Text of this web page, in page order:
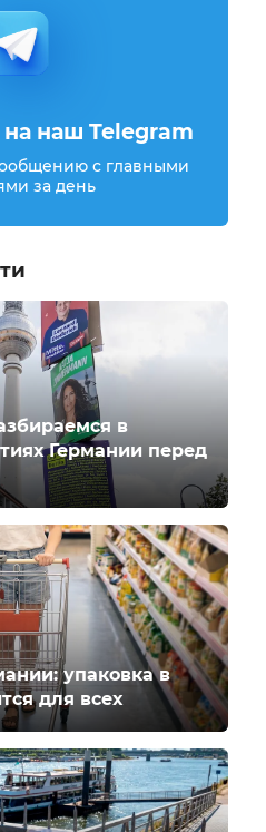
наш Telegram
с главными
за день
в
Германии перед
упаковка в
для всех